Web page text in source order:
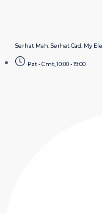
Serhat Mah. Serhat Cad. My
Pzt - Cmt, 10:00 - 19:00